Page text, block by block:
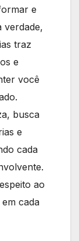
e
verdade,
traz
e
você
busca
e
cada
ao
cada